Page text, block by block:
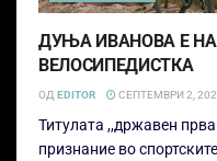
ДУЊА ИВАНОВА Е
ВЕЛОСИПЕДИСТКА
ОД EDITOR СЕПТЕМВРИ 2,
Титулата ,,државен
признание во